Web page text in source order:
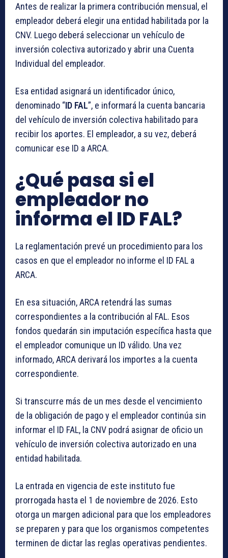
Antes de realizar la primera contribución mensual, el
empleador deberá elegir una entidad habilitada por la
CNV. Luego deberá seleccionar un vehículo de
inversión colectiva autorizado y abrir una Cuenta
Individual del empleador.
Esa entidad asignará un identificador único,
denominado “ID FAL”, e informará la cuenta bancaria
del vehículo de inversión colectiva habilitado para
recibir los aportes. El empleador, a su vez, deberá
comunicar ese ID a ARCA.
¿Qué pasa si el
empleador no
informa el ID FAL?
La reglamentación prevé un procedimiento para los
casos en que el empleador no informe el ID FAL a
ARCA.
En esa situación, ARCA retendrá las sumas
correspondientes a la contribución al FAL. Esos
fondos quedarán sin imputación específica hasta que
el empleador comunique un ID válido. Una vez
informado, ARCA derivará los importes a la cuenta
correspondiente.
Si transcurre más de un mes desde el vencimiento
de la obligación de pago y el empleador continúa sin
informar el ID FAL, la CNV podrá asignar de oficio un
vehículo de inversión colectiva autorizado en una
entidad habilitada.
La entrada en vigencia de este instituto fue
prorrogada hasta el 1 de noviembre de 2026. Esto
otorga un margen adicional para que los empleadores
se preparen y para que los organismos competentes
terminen de dictar las reglas operativas pendientes.